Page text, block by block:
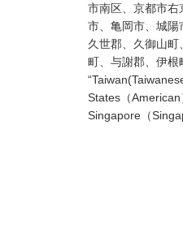
市南区、京都市右
市、亀岡市、城陽
久世郡、久御山
町、与謝郡、伊根
States （American
Singapore （